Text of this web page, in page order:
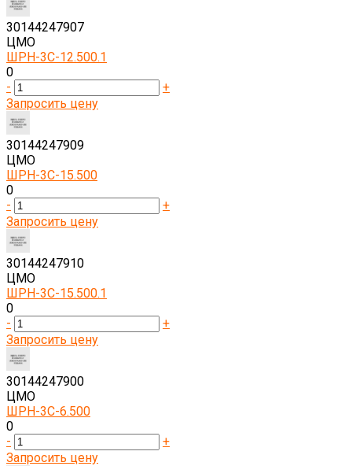
30144247907
ЦМО
ШРН-3С-12.500.1
0
-
+
Запросить цену
30144247909
ЦМО
ШРН-3С-15.500
0
-
+
Запросить цену
30144247910
ЦМО
ШРН-3С-15.500.1
0
-
+
Запросить цену
30144247900
ЦМО
ШРН-3С-6.500
0
-
+
Запросить цену